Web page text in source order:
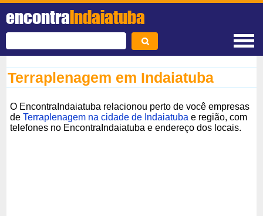
encontraIndaiatuba
Terraplenagem em Indaiatuba
O EncontraIndaiatuba relacionou perto de você empresas
deTerraplenagem na cidade de Indaiatuba e região, com
telefones no EncontraIndaiatuba e endereço dos locais.